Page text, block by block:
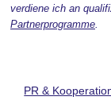
verdiene ich an
Partnerprogramme.
PR &